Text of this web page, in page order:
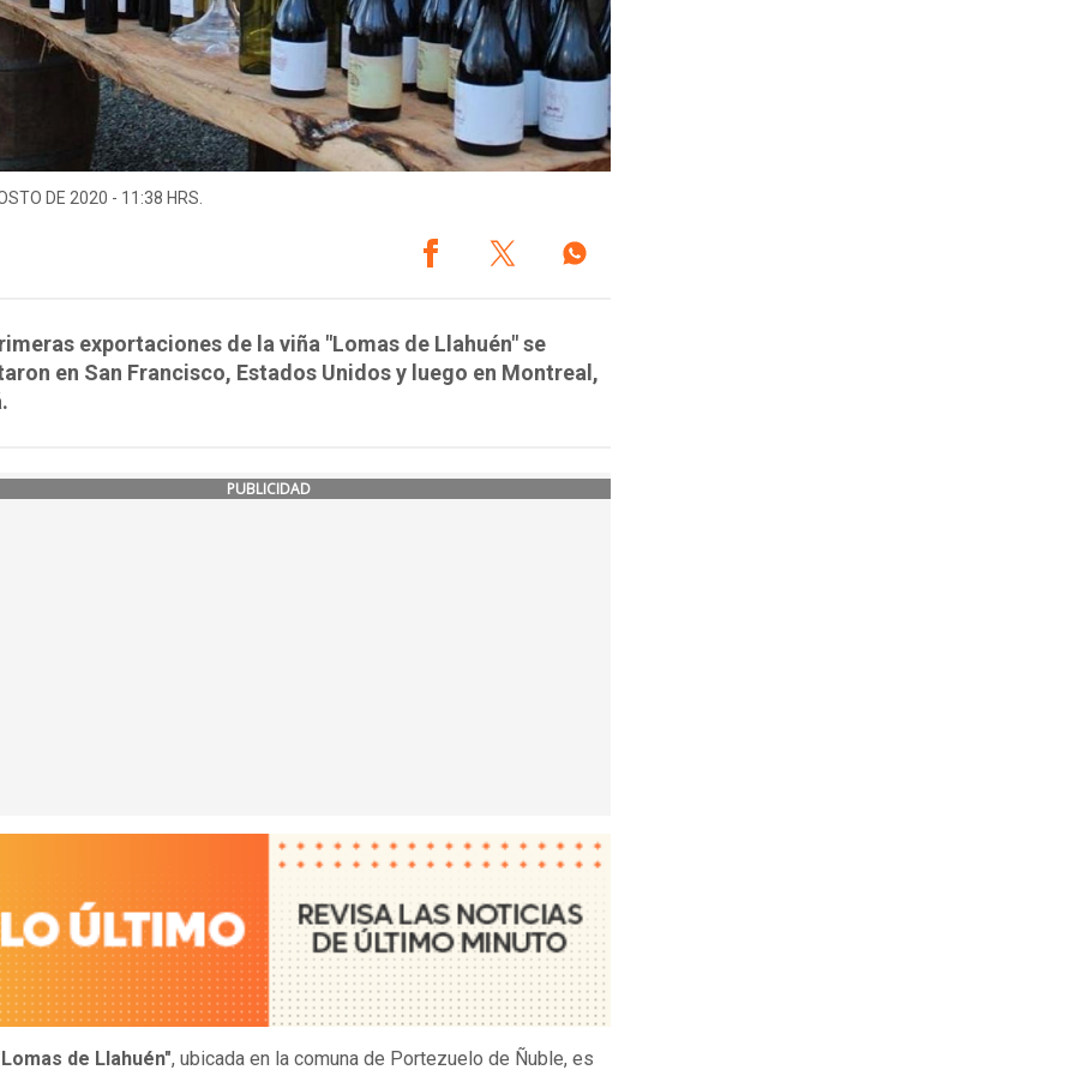
DE 2020 - 11:38 HRS.
exportaciones de la viña "Lomas de Llahuén" se
en San Francisco, Estados Unidos y luego en Montreal,
PUBLICIDAD
de Llahuén", ubicada en la comuna de Portezuelo de Ñuble, es